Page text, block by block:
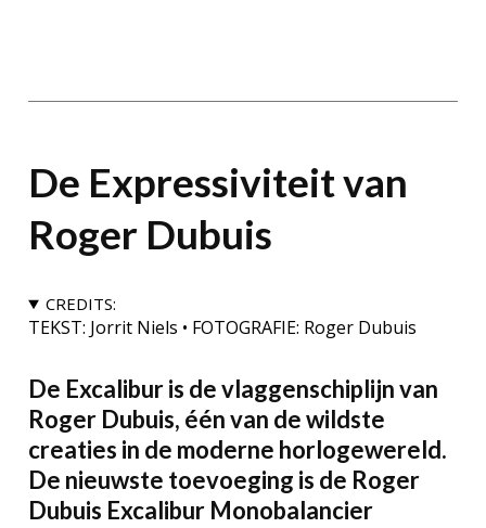
De Expressiviteit van
Roger Dubuis
CREDITS:
TEKST: Jorrit Niels • FOTOGRAFIE: Roger Dubuis
De Excalibur is de vlaggenschiplijn van
Roger Dubuis, één van de wildste
creaties in de moderne horlogewereld.
De nieuwste toevoeging is de Roger
Dubuis Excalibur Monobalancier